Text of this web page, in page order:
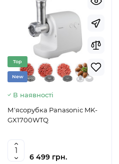
Top
New
В наявності
М'ясорубка Panasonic MK-
GX1700WTQ
6 499 грн.